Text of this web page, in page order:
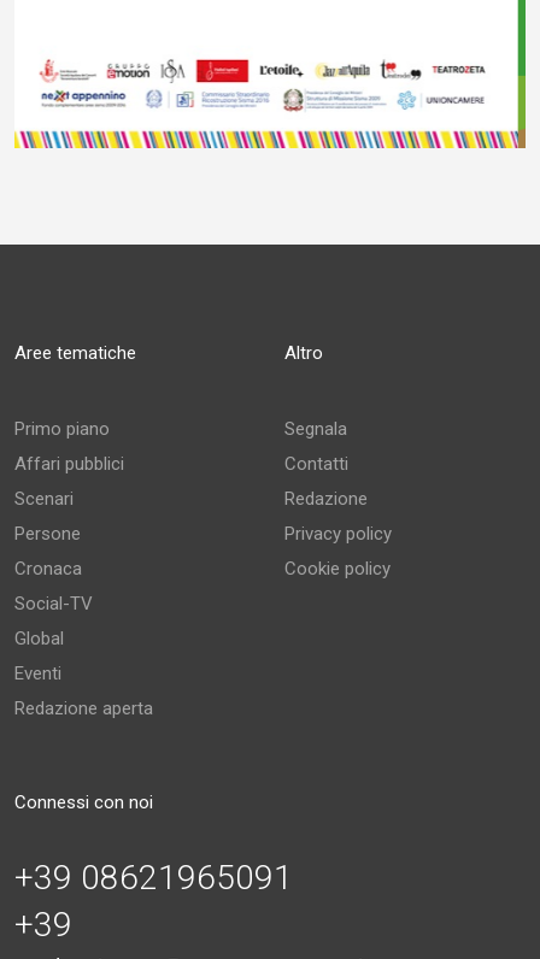
Aree tematiche
Primo piano
Affari pubblici
Scenari
Persone
Cronaca
Social-TV
Global
Eventi
Redazione aperta
Altro
Segnala
Contatti
Redazione
Privacy policy
Cookie policy
Connessi con noi
+39 08621965091
+39